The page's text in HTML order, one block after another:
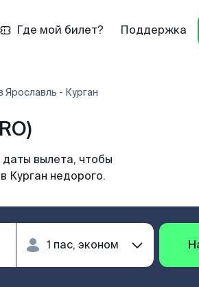
Где мой билет? Поддержка
Ярославль - Курган
вылета, чтобы
Курган недорого.